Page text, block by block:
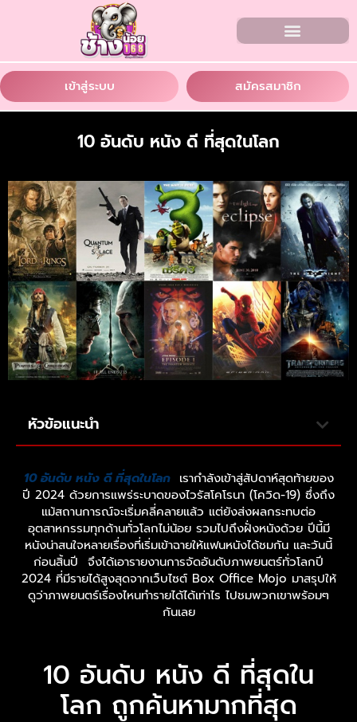
เข้าสู่ระบบ สมัครสมาชิก
10 อันดับ หนัง ดี ที่สุดในโลก
หัวข้อแนะนำ
10 อันดับ หนัง ดี ที่สุดในโลก เรากำลังเข้าสู่สัปดาห์สุดท้ายของ
ปี 2024 ด้วยการแพร่ระบาดของไวรัสโคโรนา (โควิด-19) ซึ่งถึง
แม้สถานการณ์จะเริ่มคลี่คลายแล้ว แต่ยังส่งผลกระทบต่อ
อุตสาหกรรมทุกด้านทั่วโลกไม่น้อย รวมไปถึงฝั่งหนังด้วย ปีนี้มี
หนังน่าสนใจหลายเรื่องที่เริ่มเข้าฉายให้แฟนหนังได้ชมกัน และวันนี้
ก่อนสิ้นปี จึงได้เอารายงานการจัดอันดับภาพยนตร์ทั่วโลกปี
2024 ที่มีรายได้สูงสุดจากเว็บไซต์ Box Office Mojo มาสรุปให้
ดูว่าภาพยนตร์เรื่องไหนทำรายได้ได้เท่าไร ไปชมพวกเขาพร้อมๆ
กันเลย
10 อันดับ หนัง ดี ที่สุดใน
โลก ถูกค้นหามากที่สุด